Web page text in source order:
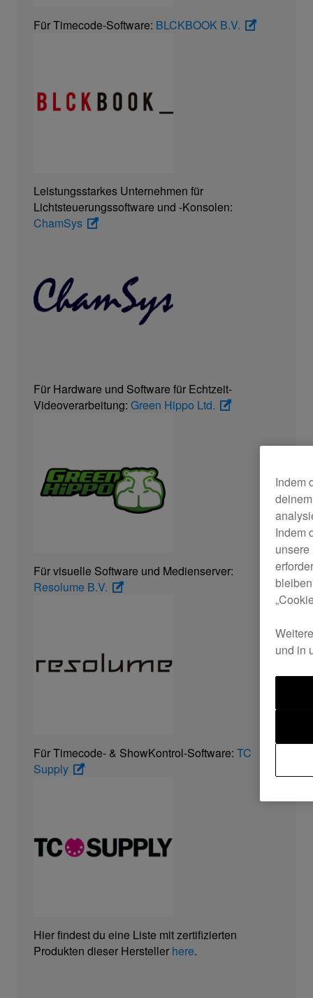
Für Timecode-Software: BLCKBOOK B.V.
Leistungsstarkes Unternehmen für
Lichtsteuerungssoftware und -Konsolen:
ChamSys
Für Hardware und Software für Echtzeit-
Videoverarbeitung: Green Hippo Ltd.
Für visuelle Software und Medienserver:
Resolume B.V.
Für Timecode- & ShowKontrol-Software: TC
Supply
Hier findest du eine Liste mit zertifizierten
Produkten dieser Hersteller here.
Indem
Indem
und in